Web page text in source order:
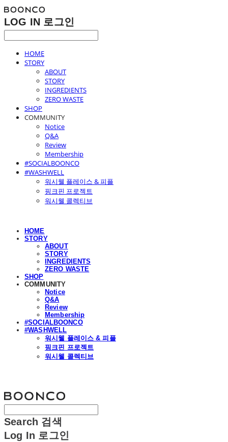
LOG IN 로그인
HOME
STORY
ABOUT
STORY
INGREDIENTS
ZERO WASTE
SHOP
COMMUNITY
Notice
Q&A
Review
Membership
#SOCIALBOONCO
#WASHWELL
워시웰 플레이스 & 피플
핑크핀 프로젝트
워시웰 콜렉티브
HOME
STORY
ABOUT
STORY
INGREDIENTS
ZERO WASTE
SHOP
COMMUNITY
Notice
Q&A
Review
Membership
#SOCIALBOONCO
#WASHWELL
워시웰 플레이스 & 피플
핑크핀 프로젝트
워시웰 콜렉티브
Search 검색
Log In 로그인